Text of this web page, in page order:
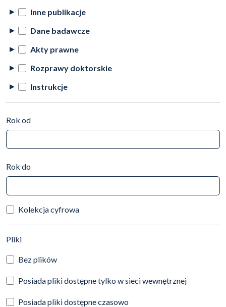
Inne publikacje
Dane badawcze
Akty prawne
Rozprawy doktorskie
Instrukcje
Rok od
Rok do
Kolekcja cyfrowa
Pliki(automatyczne przeładowanie treści)
Bez plików
Posiada pliki dostępne tylko w sieci wewnętrznej
Posiada pliki dostępne czasowo